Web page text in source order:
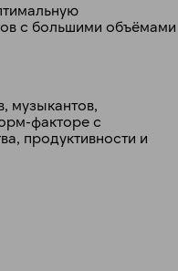
с большими объёмами
музыкантов,
факторе с
продуктивности и